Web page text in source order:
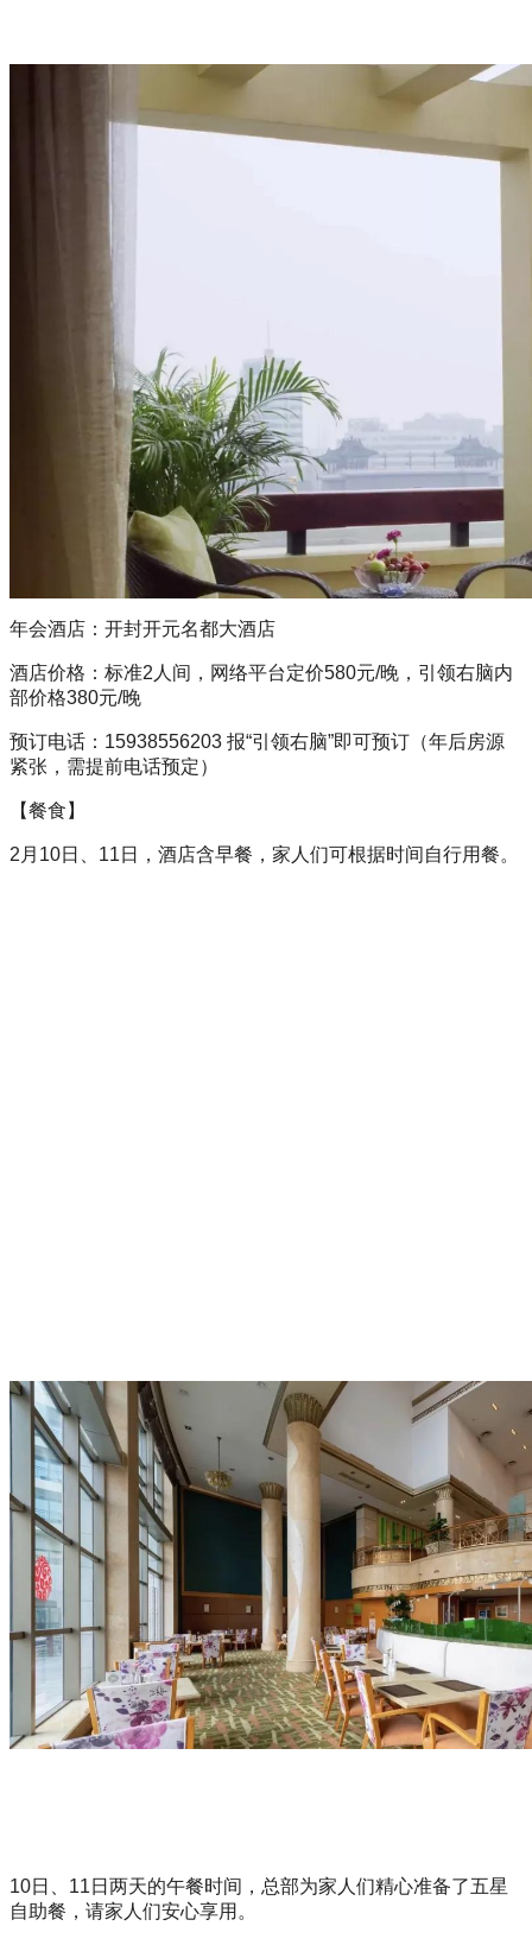
年会酒店：开封开元名都大酒店
酒店价格：标准2人间，网络平台定价580元/晚，引领右脑内
部价格380元/晚
预订电话：15938556203 报“引领右脑”即可预订（年后房源
紧张，需提前电话预定）
【餐食】
2月10日、11日，酒店含早餐，家人们可根据时间自行用餐。
10日、11日两天的午餐时间，总部为家人们精心准备了五星
自助餐，请家人们安心享用。